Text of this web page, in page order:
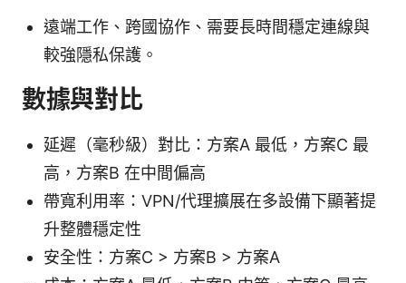
遠端工作、跨國協作、需要長時間穩定連線與
較強隱私保護。
數據與對比
延遲（毫秒級）對比：方案A 最低，方案C 最
高，方案B 在中間偏高
帶寬利用率：VPN/代理擴展在多設備下顯著提
升整體穩定性
安全性：方案C > 方案B > 方案A